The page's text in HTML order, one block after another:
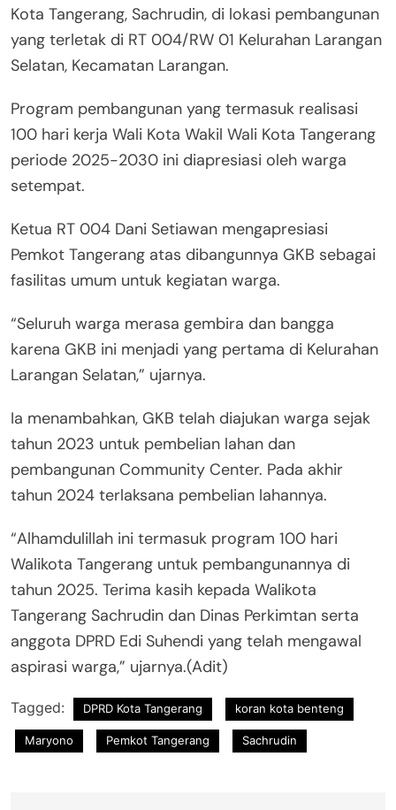
Kota Tangerang, Sachrudin, di lokasi pembangunan
yang terletak di RT 004/RW 01 Kelurahan Larangan
Selatan, Kecamatan Larangan.
Program pembangunan yang termasuk realisasi
100 hari kerja Wali Kota Wakil Wali Kota Tangerang
periode 2025-2030 ini diapresiasi oleh warga
setempat.
Ketua RT 004 Dani Setiawan mengapresiasi
Pemkot Tangerang atas dibangunnya GKB sebagai
fasilitas umum untuk kegiatan warga.
“Seluruh warga merasa gembira dan bangga
karena GKB ini menjadi yang pertama di Kelurahan
Larangan Selatan,” ujarnya.
Ia menambahkan, GKB telah diajukan warga sejak
tahun 2023 untuk pembelian lahan dan
pembangunan Community Center. Pada akhir
tahun 2024 terlaksana pembelian lahannya.
“Alhamdulillah ini termasuk program 100 hari
Walikota Tangerang untuk pembangunannya di
tahun 2025. Terima kasih kepada Walikota
Tangerang Sachrudin dan Dinas Perkimtan serta
anggota DPRD Edi Suhendi yang telah mengawal
aspirasi warga,” ujarnya.(Adit)
Tagged: DPRD Kota Tangerang koran kota benteng
Maryono Pemkot Tangerang Sachrudin